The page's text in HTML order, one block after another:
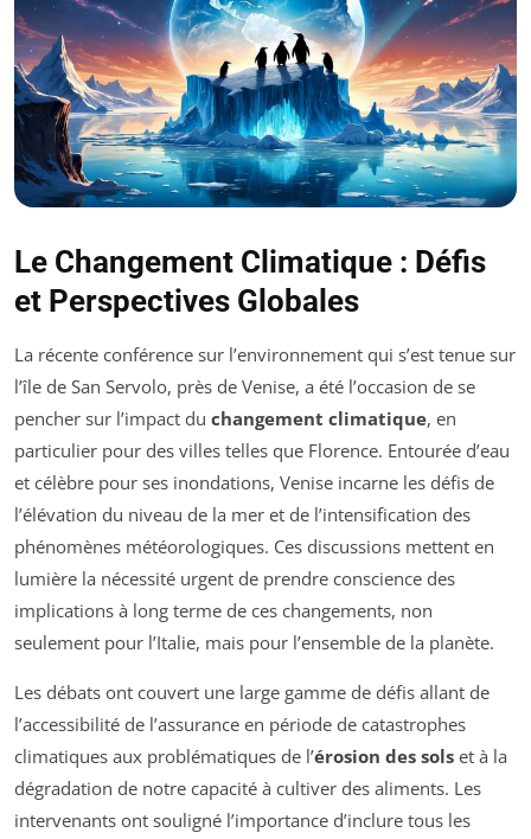
Le Changement Climatique : Défis
et Perspectives Globales
La récente conférence sur l’environnement qui s’est tenue sur
l’île de San Servolo, près de Venise, a été l’occasion de se
pencher sur l’impact du changement climatique, en
particulier pour des villes telles que Florence. Entourée d’eau
et célèbre pour ses inondations, Venise incarne les défis de
l’élévation du niveau de la mer et de l’intensification des
phénomènes météorologiques. Ces discussions mettent en
lumière la nécessité urgent de prendre conscience des
implications à long terme de ces changements, non
seulement pour l’Italie, mais pour l’ensemble de la planète.
Les débats ont couvert une large gamme de défis allant de
l’accessibilité de l’assurance en période de catastrophes
climatiques aux problématiques de l’érosion des sols et à la
dégradation de notre capacité à cultiver des aliments. Les
intervenants ont souligné l’importance d’inclure tous les